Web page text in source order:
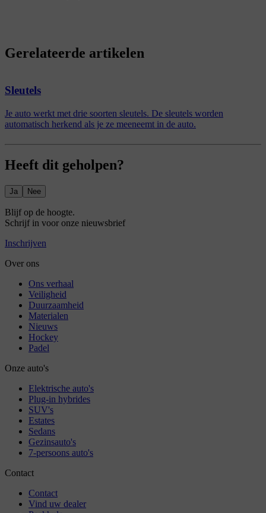
Gerelateerde artikelen
Sleutels
Je auto werkt met drie soorten sleutels. De sleutels worden
automatisch herkend als je ze meeneemt in de auto.
Heeft dit geholpen?
Ja Nee